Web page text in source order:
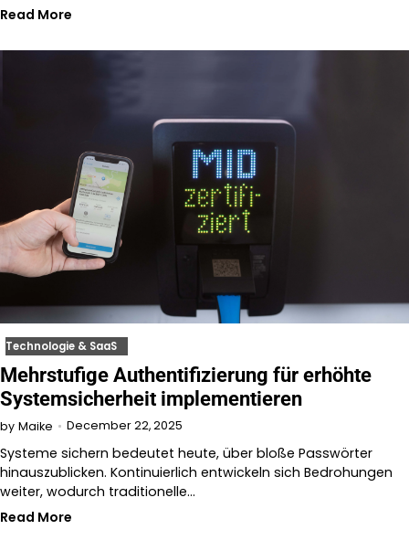
Read More
Technologie & SaaS
Mehrstufige Authentifizierung für erhöhte
Systemsicherheit implementieren
by Maike December 22, 2025
Systeme sichern bedeutet heute, über bloße Passwörter
hinauszublicken. Kontinuierlich entwickeln sich Bedrohungen
weiter, wodurch traditionelle…
Read More